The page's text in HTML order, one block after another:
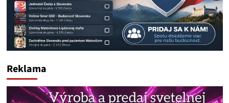
Reklama